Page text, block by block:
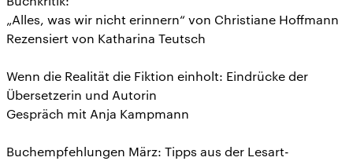
„Alles, was wir nicht erinnern“ von Christiane Hoffmann
Rezensiert von Katharina Teutsch
Wenn die Realität die Fiktion einholt: Eindrücke der
Übersetzerin und Autorin
Gespräch mit Anja Kampmann
Buchempfehlungen März: Tipps aus der Lesart-